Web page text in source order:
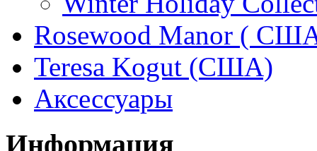
Rosewood Manor (
Teresa Kogut (США)
Аксессуары
Информация